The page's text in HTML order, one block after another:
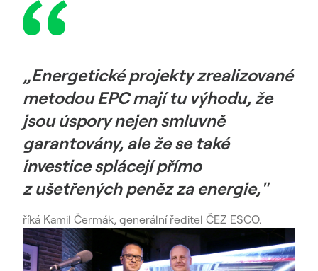
„Energetické projekty zrealizované
metodou EPC mají tu výhodu, že
jsou úspory nejen smluvně
garantovány, ale že se také
investice splácejí přímo
z ušetřených peněz za energie,"
říká Kamil Čermák, generální ředitel ČEZ ESCO.